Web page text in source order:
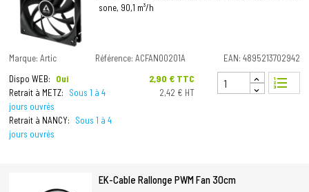
sone, 90,1 m³/h
Marque: Artic Référence: ACFAN00201A
EAN: 4895213702942
Dispo WEB:
Oui
Retrait à METZ:
Sous 1 à 4
jours ouvrés
Retrait à NANCY:
Sous 1 à 4
jours ouvrés
Prix
2,90 € TTC
2,42 € HT
format_list_numbered
EK-Cable Rallonge PWM Fan 30cm